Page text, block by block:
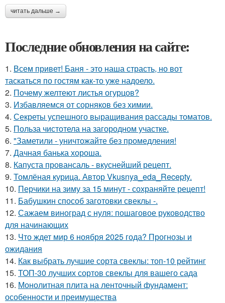
читать дальше →
Последние обновления на сайте:
1. Всем привет! Баня - это наша страсть, но вот
таскаться по гостям как-то уже надоело.
2. Почему желтеют листья огурцов?
3. Избавляемся от сорняков без химии.
4. Секреты успешного выращивания рассады томатов.
5. Польза чистотела на загородном участке.
6. "Заметили - уничтожайте без промедления!
7. Дачная банька хороша.
8. Капуста провансаль - вкуснейший рецепт.
9. Томлёная курица. Автор Vkusnya_eda_Recepty.
10. Перчики на зиму за 15 минут - сохраняйте рецепт!
11. Бабушкин способ заготовки свеклы -.
12. Сажаем виноград с нуля: пошаговое руководство
для начинающих
13. Что ждет мир 6 ноября 2025 года? Прогнозы и
ожидания
14. Как выбрать лучшие сорта свеклы: топ-10 рейтинг
15. ТОП-30 лучших сортов свеклы для вашего сада
16. Монолитная плита на ленточный фундамент:
особенности и преимущества